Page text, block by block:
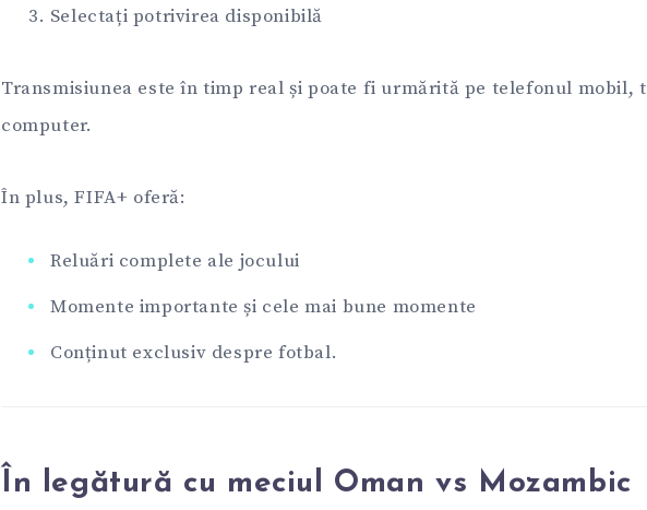
Selectați potrivirea disponibilă
Transmisiunea este în timp real și poate fi urmărită pe telefonul mobil,
computer.
În plus, FIFA+ oferă:
Reluări complete ale jocului
Momente importante și cele mai bune momente
Conținut exclusiv despre fotbal.
În legătură cu meciul Oman vs Mozambic